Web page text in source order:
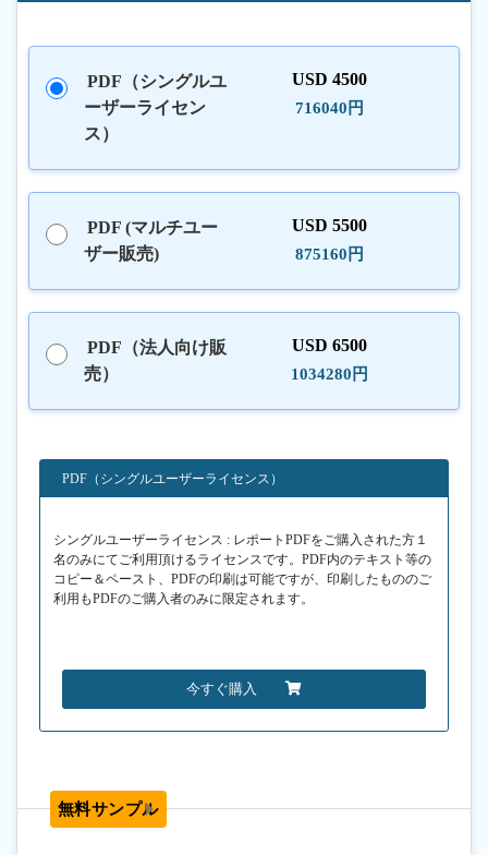
PDF（シングルユ
ーザーライセン
ス）
USD 4500
716040円
PDF (マルチユー
ザー販売)
USD 5500
875160円
PDF（法人向け販
売）
USD 6500
1034280円
PDF（シングルユーザーライセンス）
シングルユーザーライセンス : レポートPDFをご購入された方１
名のみにてご利用頂けるライセンスです。PDF内のテキスト等の
コピー＆ペースト、PDFの印刷は可能ですが、印刷したもののご
利用もPDFのご購入者のみに限定されます。
今すぐ購入
無料サンプル